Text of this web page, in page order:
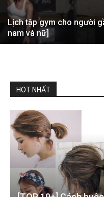
Lịch tập gym cho người
nam và nữ]
HOT NHẤT